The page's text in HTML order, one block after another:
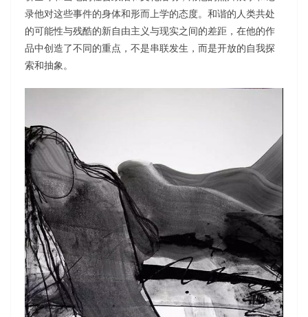
录他对这些事件的身体和形而上学的态度。和谐的人类共处
的可能性与残酷的新自由主义与现实之间的差距，在他的作
品中创造了不同的重点，不是串联发生，而是开放的自我探
索和抽象。